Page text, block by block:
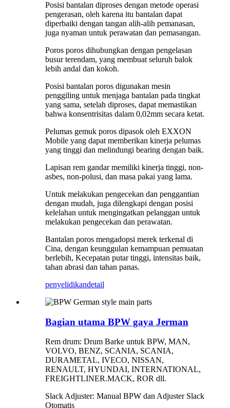
Posisi bantalan diproses dengan metode operasi
pengerasan, oleh karena itu bantalan dapat
diperbaiki dengan tangan alih-alih pemanasan,
juga nyaman untuk perawatan dan pemasangan.
Poros poros dihubungkan dengan pengelasan
busur terendam, yang membuat seluruh balok
lebih andal dan kokoh.
Posisi bantalan poros digunakan mesin
penggiling untuk menjaga bantalan pada tingkat
yang sama, setelah diproses, dapat memastikan
bahwa konsentrisitas dalam 0,02mm secara ketat.
Pelumas gemuk poros dipasok oleh EXXON
Mobile yang dapat memberikan kinerja pelumas
yang tinggi dan melindungi bearing dengan baik.
Lapisan rem gandar memiliki kinerja tinggi, non-
asbes, non-polusi, dan masa pakai yang lama.
Untuk melakukan pengecekan dan penggantian
dengan mudah, juga dilengkapi dengan posisi
kelelahan untuk mengingatkan pelanggan untuk
melakukan pengecekan dan perawatan.
Bantalan poros mengadopsi merek terkenal di
Cina, dengan keunggulan kemampuan pemuatan
berlebih, Kecepatan putar tinggi, intensitas baik,
tahan abrasi dan tahan panas.
penyelidikandetail
Bagian utama BPW gaya Jerman
Rem drum: Drum Barke untuk BPW, MAN,
VOLVO, BENZ, SCANIA, SCANIA,
DURAMETAL, IVECO, NISSAN,
RENAULT, HYUNDAI, INTERNATIONAL,
FREIGHTLINER.MACK, ROR dll.
Slack Adjuster: Manual BPW dan Adjuster Slack
Otomatis